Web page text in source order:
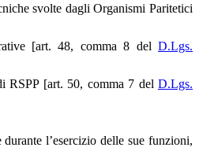
svolte dagli Organismi Paritetici
[art. 48, comma 8 del D.Lgs.
RSPP [art. 50, comma 7 del D.Lgs.
l’esercizio delle sue funzioni,